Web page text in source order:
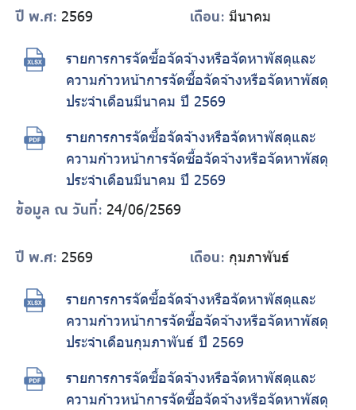
ไทย | Eng
ปี พ.ศ: 2569 เดือน: มีนาคม
รายการการจัดซื้อจัดจ้างหรือจัดหาพัสดุและ
ความก้าวหน้าการจัดซื้อจัดจ้างหรือจัดหาพัสดุ
ประจำเดือนมีนาคม ปี 2569
รายการการจัดซื้อจัดจ้างหรือจัดหาพัสดุและ
ความก้าวหน้าการจัดซื้อจัดจ้างหรือจัดหาพัสดุ
ประจำเดือนมีนาคม ปี 2569
ข้อมูล ณ วันที่: 24/06/2569
ปี พ.ศ: 2569 เดือน: กุมภาพันธ์
รายการการจัดซื้อจัดจ้างหรือจัดหาพัสดุและ
ความก้าวหน้าการจัดซื้อจัดจ้างหรือจัดหาพัสดุ
ประจำเดือนกุมภาพันธ์ ปี 2569
รายการการจัดซื้อจัดจ้างหรือจัดหาพัสดุและ
ความก้าวหน้าการจัดซื้อจัดจ้างหรือจัดหาพัสดุ